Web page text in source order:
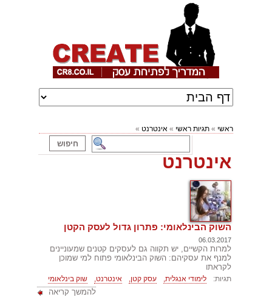
ראשי » תגיות ראשי » אינטרנט »
אינטרנט
השוק הבינלאומי: פתרון גדול לעסק הקטן
06.03.2017
למרות הקשיים, יש תקווה גם לעסקים קטנים שמעוניינים
למנף את עסקיהם: השוק הבינלאומי פתוח למי שמוכן
לקראתו
תגיות: לימודי אנגלית, עסק קטן, אינטרנט, שוק בינלאומי
להמשך קריאה